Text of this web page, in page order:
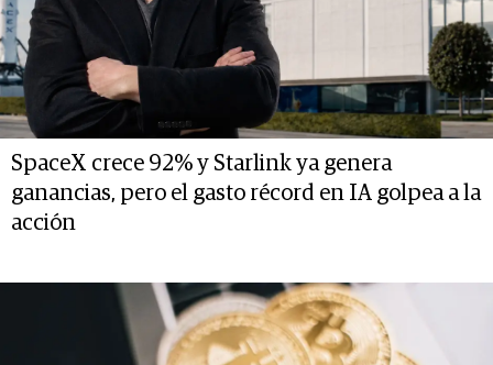
SpaceX crece 92% y Starlink ya genera
ganancias, pero el gasto récord en IA golpea a la
acción